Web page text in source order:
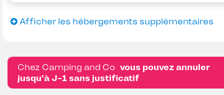
Afficher les hébergements supplémentaires
Chez Camping and Co vous pouvez annuler
jusqu'à J-1 sans justificatif